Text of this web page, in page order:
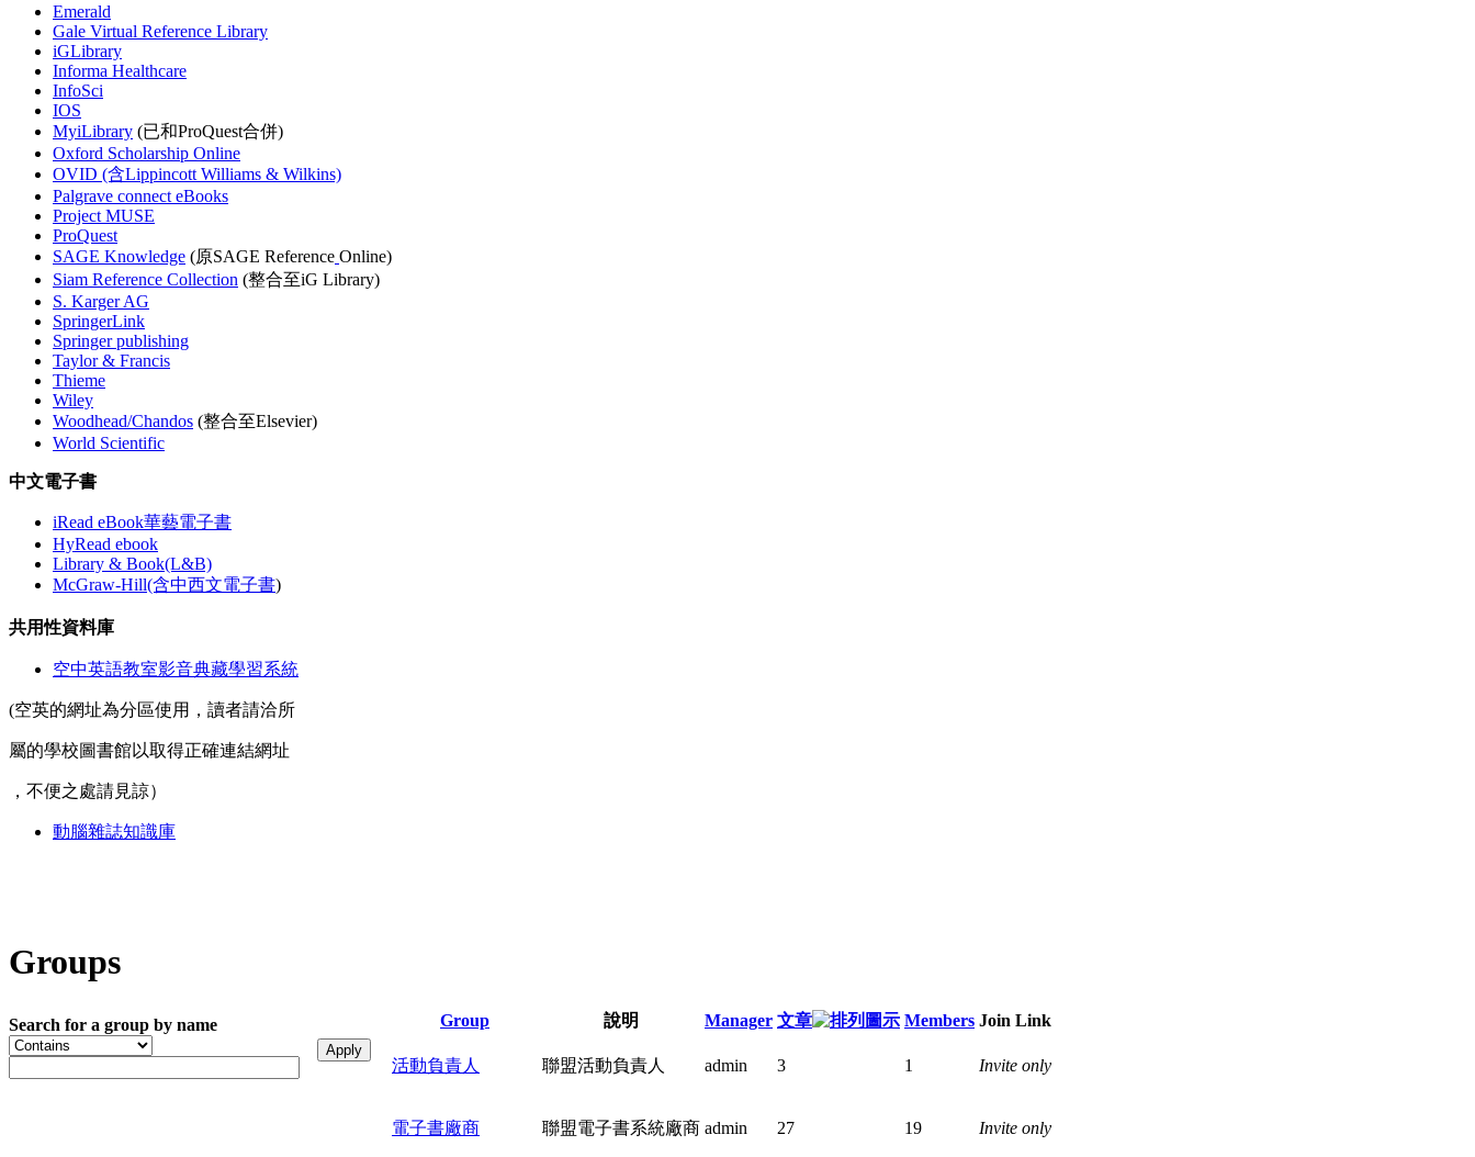
Emerald
Gale Virtual Reference Library
iGLibrary
Informa Healthcare
InfoSci
IOS
MyiLibrary (已和ProQuest合併)
Oxford Scholarship Online
OVID (含Lippincott Williams & Wilkins)
Palgrave connect eBooks
Project MUSE
ProQuest
SAGE Knowledge (原SAGE Reference Online)
Siam Reference Collection (整合至iG Library)
S. Karger AG
SpringerLink
Springer publishing
Taylor & Francis
Thieme
Wiley
Woodhead/Chandos (整合至Elsevier)
World Scientific
中文電子書
iRead eBook華藝電子書
HyRead ebook
Library & Book(L&B)
McGraw-Hill(含中西文電子書)
共用性資料庫
空中英語教室影音典藏學習系統
(空英的網址為分區使用，讀者請洽所
屬的學校圖書館以取得正確連結網址
，不便之處請見諒）
動腦雜誌知識庫
Groups
Search for a group by name Group 說明 Manager 文章 Members Join Link
活動負責人 聯盟活動負責人 admin 3 1 Invite only
電子書廠商 聯盟電子書系統廠商 admin 27 19 Invite only